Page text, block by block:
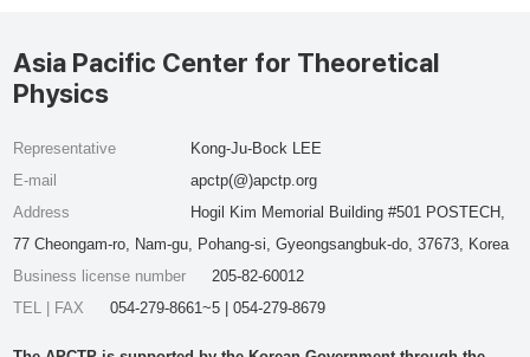
Asia Pacific Center for Theoretical
Physics
Representative
Kong-Ju-Bock LEE
E-mail
apctp(@)apctp.org
Address
Hogil Kim Memorial Building #501 POSTECH,
77 Cheongam-ro, Nam-gu, Pohang-si, Gyeongsangbuk-do, 37673, Korea
Business license number
205-82-60012
TEL | FAX
054-279-8661~5 | 054-279-8679